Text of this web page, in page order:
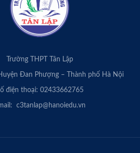
Trường THPT Tân Lập
Đan Phượng – Thành phố Hà Nội
điện thoại: 02433662765
c3tanlap@hanoiedu.vn